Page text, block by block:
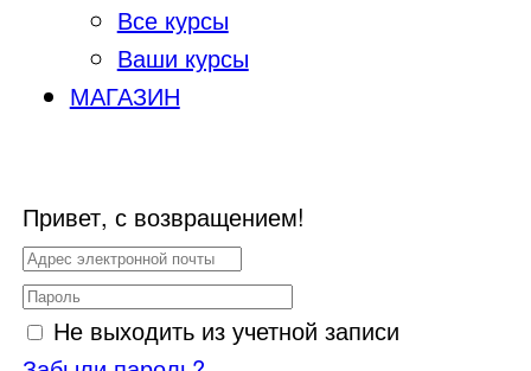
Все курсы
Ваши курсы
МАГАЗИН
Привет, с возвращением!
Не выходить из учетной записи